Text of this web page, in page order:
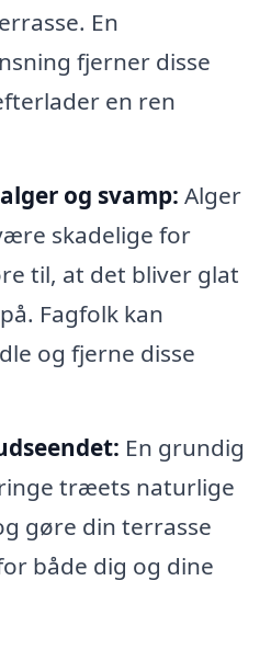
En
fjerner disse
en ren
og svamp: Alger
skadelige for
til, at det bliver glat
Fagfolk kan
og fjerne disse
En grundig
træets naturlige
gøre din terrasse
både dig og dine